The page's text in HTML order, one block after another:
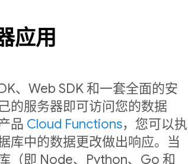
应用
、Web SDK 和一套全面的安
的服务器即可访问您的数据
品 Cloud Functions，您可以执
库中的数据更改做出响应。当
（即 Node、Python、Go 和